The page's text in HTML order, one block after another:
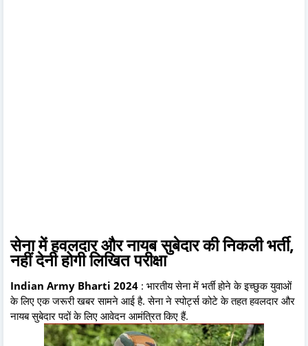
सेना में हवलदार और नायब सुबेदार की निकली भर्ती,
नहीं देनी होगी लिखित परीक्षा
Indian Army Bharti 2024 : भारतीय सेना में भर्ती होने के इच्छुक युवाओं
के लिए एक जरूरी खबर सामने आई है. सेना ने स्पोर्ट्स कोटे के तहत हवलदार और
नायब सुबेदार पदों के लिए आवेदन आमंत्रित किए हैं.